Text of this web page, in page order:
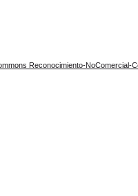
Reconocimiento-NoComercial-